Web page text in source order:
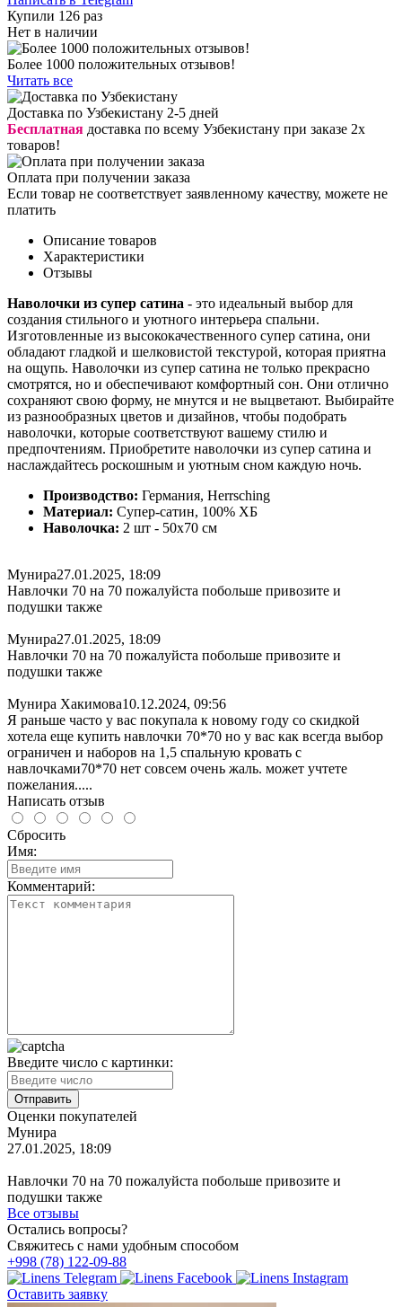
Купили 126 раз
Нет в наличии
Более 1000 положительных отзывов!
Читать все
Доставка по Узбекистану 2-5 дней
Бесплатная доставка по всему Узбекистану при заказе 2х
товаров!
Оплата при получении заказа
Если товар не соответствует заявленному качеству, можете не
платить
Описание товаров
Характеристики
Отзывы
Наволочки из супер сатина - это идеальный выбор для
создания стильного и уютного интерьера спальни.
Изготовленные из высококачественного супер сатина, они
обладают гладкой и шелковистой текстурой, которая приятна
на ощупь. Наволочки из супер сатина не только прекрасно
смотрятся, но и обеспечивают комфортный сон. Они отлично
сохраняют свою форму, не мнутся и не выцветают. Выбирайте
из разнообразных цветов и дизайнов, чтобы подобрать
наволочки, которые соответствуют вашему стилю и
предпочтениям. Приобретите наволочки из супер сатина и
наслаждайтесь роскошным и уютным сном каждую ночь.
Производство: Германия, Herrsching
Материал: Супер-сатин, 100% ХБ
Наволочка: 2 шт - 50x70 см
Мунира27.01.2025, 18:09
Навлочки 70 на 70 пожалуйста побольше привозите и
подушки также
Мунира27.01.2025, 18:09
Навлочки 70 на 70 пожалуйста побольше привозите и
подушки также
Мунира Хакимова10.12.2024, 09:56
Я раньше часто у вас покупала к новому году со скидкой
хотела еще купить навлочки 70*70 но у вас как всегда выбор
ограничен и наборов на 1,5 спальную кровать с
навлочками70*70 нет совсем очень жаль. может учтете
пожелания.....
Написать отзыв
Сбросить
Имя:
Комментарий:
Введите число с картинки:
Оценки покупателей
Мунира
27.01.2025, 18:09
Навлочки 70 на 70 пожалуйста побольше привозите и
подушки также
Все отзывы
Остались вопросы?
Свяжитесь с нами удобным способом
+998 (78) 122-09-88
Оставить заявку